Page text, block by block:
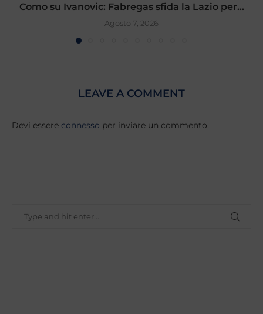
Como su Ivanovic: Fabregas sfida la Lazio per...
Agosto 7, 2026
LEAVE A COMMENT
Devi essere connesso per inviare un commento.